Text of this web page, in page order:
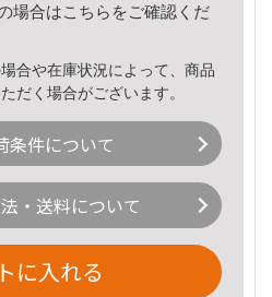
場合はこちら をご確認くだ
合や在庫状況によって、商品
だく場合がございます。
条件について
・送料について
に入れる